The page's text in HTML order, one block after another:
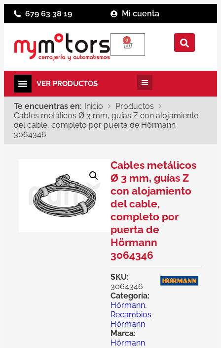
679 63 38 19 Mi cuenta
0
Te encuentras en: Inicio
Productos
Cables metálicos Ø 3 mm, guías Z con alojamiento
del cable, completo por puerta de Hörmann
3064346
Cables metálicos
Ø 3 mm, guías Z
con alojamiento
del cable,
completo por
puerta de
Hörmann
3064346
SKU:
3064346
Categoría:
Hörmann,
Recambios
Hörmann
Marca:
Hörmann